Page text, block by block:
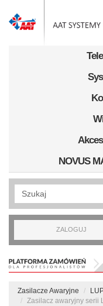
NOVUS
Wyszukiwanie
ZALOGUJ
Zasilacze Awaryjne
Zasilacz awaryjny serii